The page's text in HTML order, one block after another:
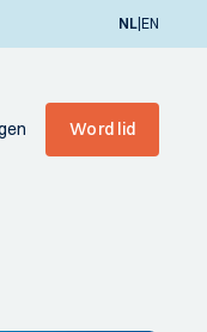
NL|EN
Word lid